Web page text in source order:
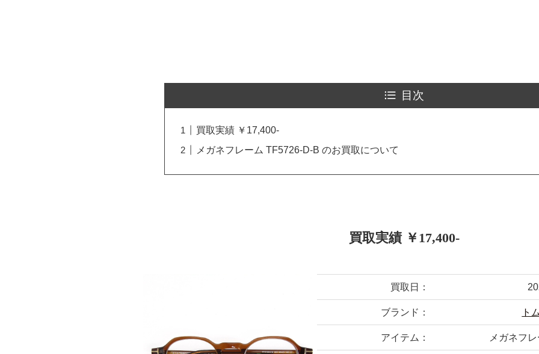
目次
買取実績 ￥17,400-
メガネフレーム TF5726-D-B のお買取について
買取実績 ￥17,400-
買取日：
ブランド： ト
アイテム： メガネフ